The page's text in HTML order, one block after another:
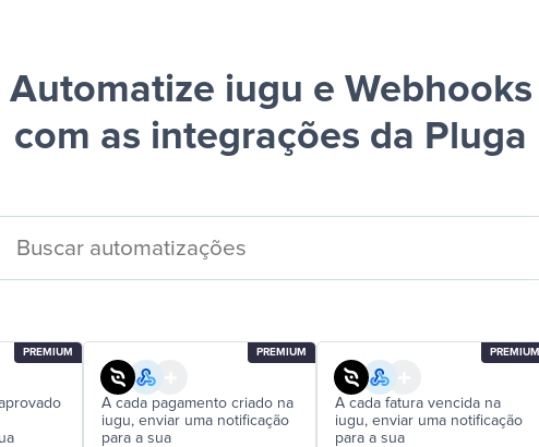
Automatize iugu e Webhooks
com as integrações da Pluga
PREMIUM PREMIUM
A cada pagamento criado na
iugu, enviar uma notificação
para a sua
PREMIUM
A cada fatura vencida na
iugu, enviar uma notificação
para a sua